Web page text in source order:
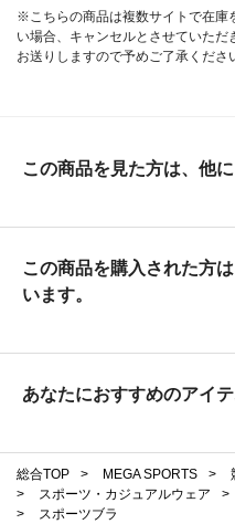
※こちらの商品は複数サイトで在庫
い場合、キャンセルとさせていた
お送りしますので予めご了承くださ
この商品を見た方は、他
この商品を購入された方
います。
あなたにおすすめのアイ
総合TOP > MEGA SPORTS >
>
スポーツ・カジュアルウェア >
>
スポーツブラ